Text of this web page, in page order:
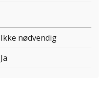
Ikke nødvendig
Ja